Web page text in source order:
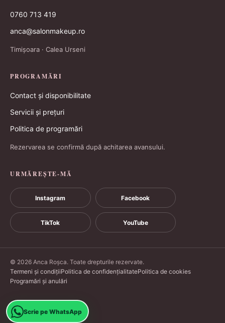
0760 713 419
anca@salonmakeup.ro
Timișoara · Calea Urseni
PROGRAMĂRI
Contact și disponibilitate
Servicii și prețuri
Politica de programări
Rezervarea se confirmă după achitarea avansului.
URMĂREȘTE-MĂ
Instagram Facebook
TikTok YouTube
© 2026 Anca Roșca. Toate drepturile rezervate.
Termeni și condițiiPolitica de confidențialitatePolitica de cookies
Programări și anulări
Scrie pe WhatsApp